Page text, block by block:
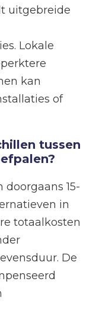
uitgebreide
Lokale
kan
of
tussen
15-
in
totaalkosten
De